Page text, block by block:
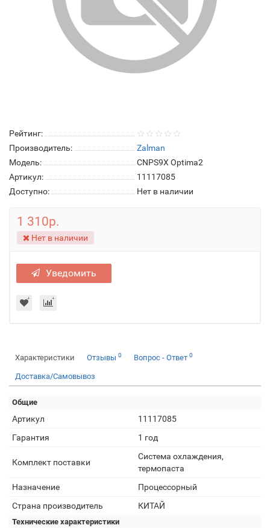
Рейтинг:
Производитель:
Zalman
Модель:
CNPS9X Optima2
Артикул:
11117085
Доступно:
Нет в наличии
1 310р.
Нет в наличии
Уведомить
Характеристики Отзывы 0 Вопрос - Ответ 0
Доставка/Самовывоз
Общие
Артикул
11117085
Гарантия
1 год
Комплект поставки
Система охлаждения,
термопаста
Назначение
Процессорный
Страна производитель
КИТАЙ
Технические характеристики